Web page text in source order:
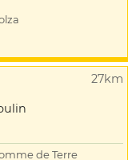
27km
de Terre